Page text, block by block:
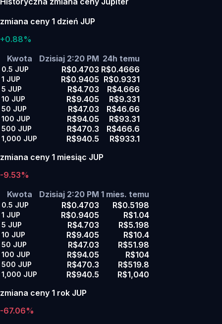
zmiana ceny 1 dzień JUP
+0.88%
Kwota
Dzisiaj 2:20 PM 24h temu
0.5 JUP R$0.4703 R$0.4666
1 JUP R$0.9405 R$0.9331
5 JUP R$4.703 R$4.666
10 JUP R$9.405 R$9.331
50 JUP R$47.03 R$46.66
100 JUP R$94.05 R$93.31
500 JUP R$470.3 R$466.6
1,000 JUP R$940.5
R$933.1
zmiana ceny 1 miesiąc JUP
-9.53%
Kwota
Dzisiaj 2:20 PM 1 mies. temu
0.5 JUP R$0.4703 R$0.5198
1 JUP R$0.9405 R$1.04
5 JUP R$4.703 R$5.198
10 JUP R$9.405 R$10.4
50 JUP R$47.03 R$51.98
100 JUP R$94.05 R$104
500 JUP R$470.3 R$519.8
1,000 JUP R$940.5
R$1,040
zmiana ceny 1 rok JUP
-67.06%